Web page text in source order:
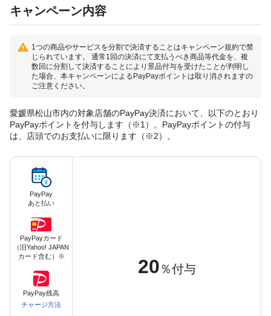
キャンペーン内容
1つの商品やサービスを分割で決済することはキャンペーン規約で禁
じられています。 通常1回の決済にて支払うべき商品等代金を、複
数回に分割して決済することにより景品付与を受けたことが判明し
た場合、本キャンペーンによるPayPayポイントは取り消されますの
ご注意ください。
愛媛県松山市内の対象店舗のPayPay決済において、以下のとおり
PayPayポイントを付与します（※1）。PayPayポイントの付与
は、店頭でのお支払いに限ります（※2）。
PayPay
あと払い
PayPayカード
（旧Yahoo! JAPAN
カード含む）※
PayPay残高
チャージ方法
20 ％付与